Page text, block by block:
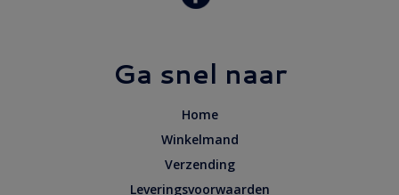
Ga snel naar
Home
Winkelmand
Verzending
Leveringsvoorwaarden